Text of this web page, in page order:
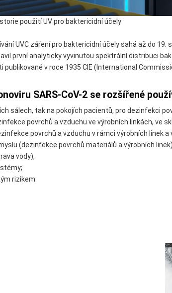
použití UV pro baktericidní účely
UVC záření pro baktericidní účely sahá až do
první analyticky vyvinutou spektrální distribuci
v roce 1935 CIE (International
SARS-CoV-2 se rozšířené
sálech, tak na pokojích pacientů, pro dezinfekci
povrchů a vzduchu ve výrobních linkách, ve
povrchů a vzduchu v rámci výrobních linek a
(dezinfekce povrchů materiálů a výrobních
vody),
rizikem.